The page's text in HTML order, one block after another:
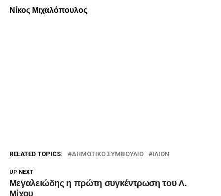
Νίκος Μιχαλόπουλος
RELATED TOPICS: ΔΗΜΟΤΙΚΌ ΣΥΜΒΟΎΛΙΟ ΙΛΙΟΝ
UP NEXT
Μεγαλειώδης η πρώτη συγκέντρωση του Λ.
Μίχου